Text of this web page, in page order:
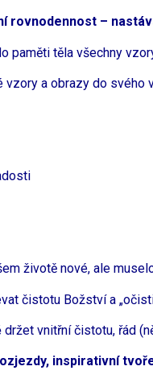
rovnodennost –
paměti těla všechny
a obrazy do
životě nové, ale
čistotu Božství a
držet vnitřní čistotu, řád
inspirativní